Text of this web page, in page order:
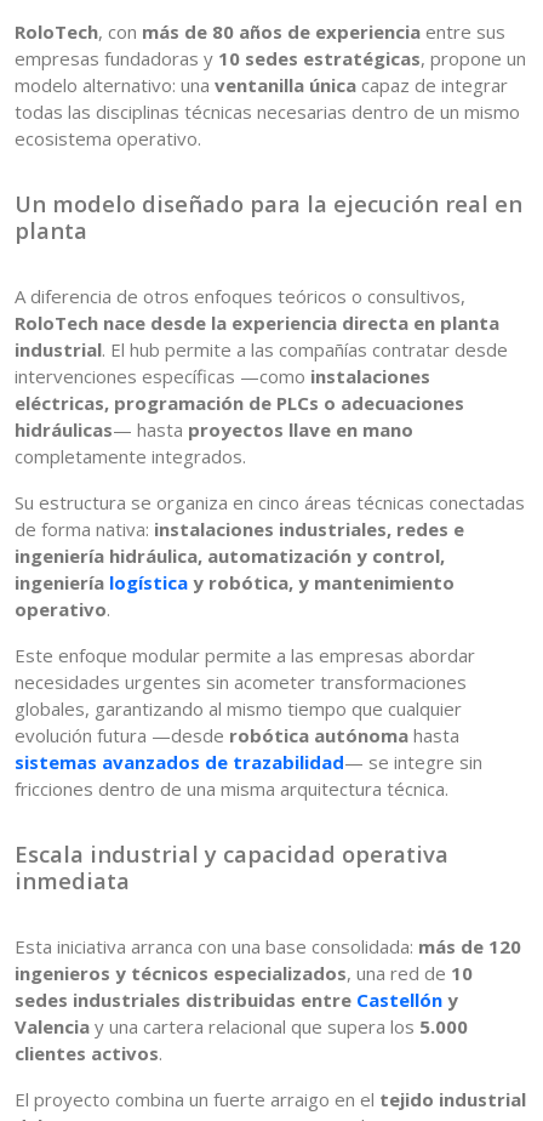
RoloTech, con más de 80 años de experiencia entre sus
empresas fundadoras y 10 sedes estratégicas, propone un
modelo alternativo: una ventanilla única capaz de integrar
todas las disciplinas técnicas necesarias dentro de un mismo
ecosistema operativo.
Un modelo diseñado para la ejecución real en
planta
A diferencia de otros enfoques teóricos o consultivos,
RoloTech nace desde la experiencia directa en planta
industrial. El hub permite a las compañías contratar desde
intervenciones específicas —como instalaciones
eléctricas, programación de PLCs o adecuaciones
hidráulicas— hasta proyectos llave en mano
completamente integrados.
Su estructura se organiza en cinco áreas técnicas conectadas
de forma nativa: instalaciones industriales, redes e
ingeniería hidráulica, automatización y control,
ingeniería logística y robótica, y mantenimiento
operativo.
Este enfoque modular permite a las empresas abordar
necesidades urgentes sin acometer transformaciones
globales, garantizando al mismo tiempo que cualquier
evolución futura —desde robótica autónoma hasta
sistemas avanzados de trazabilidad— se integre sin
fricciones dentro de una misma arquitectura técnica.
Escala industrial y capacidad operativa
inmediata
Esta iniciativa arranca con una base consolidada: más de 120
ingenieros y técnicos especializados, una red de 10
sedes industriales distribuidas entre Castellón y
Valencia y una cartera relacional que supera los 5.000
clientes activos.
El proyecto combina un fuerte arraigo en el tejido industrial